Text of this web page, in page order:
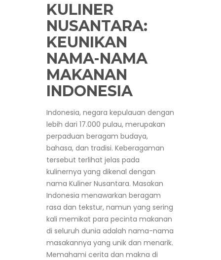
KULINER
NUSANTARA:
KEUNIKAN
NAMA-NAMA
MAKANAN
INDONESIA
Indonesia, negara kepulauan dengan
lebih dari 17.000 pulau, merupakan
perpaduan beragam budaya,
bahasa, dan tradisi. Keberagaman
tersebut terlihat jelas pada
kulinernya yang dikenal dengan
nama Kuliner Nusantara. Masakan
Indonesia menawarkan beragam
rasa dan tekstur, namun yang sering
kali memikat para pecinta makanan
di seluruh dunia adalah nama-nama
masakannya yang unik dan menarik.
Memahami cerita dan makna di